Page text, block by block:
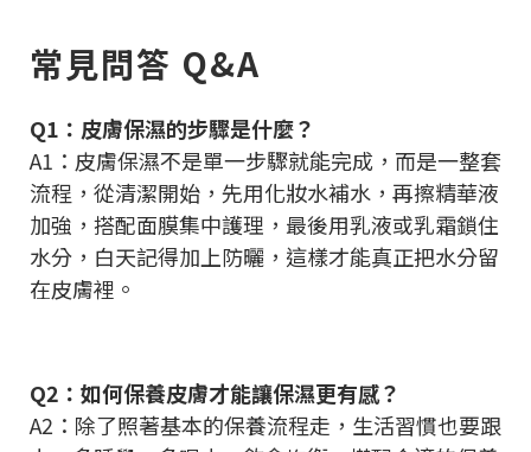
常見問答 Q&A
Q1：皮膚保濕的步驟是什麼？
A1：皮膚保濕不是單一步驟就能完成，而是一整套
流程，從清潔開始，先用化妝水補水，再擦精華液
加強，搭配面膜集中護理，最後用乳液或乳霜鎖住
水分，白天記得加上防曬，這樣才能真正把水分留
在皮膚裡。
Q2：如何保養皮膚才能讓保濕更有感？
A2：除了照著基本的保養流程走，生活習慣也要跟